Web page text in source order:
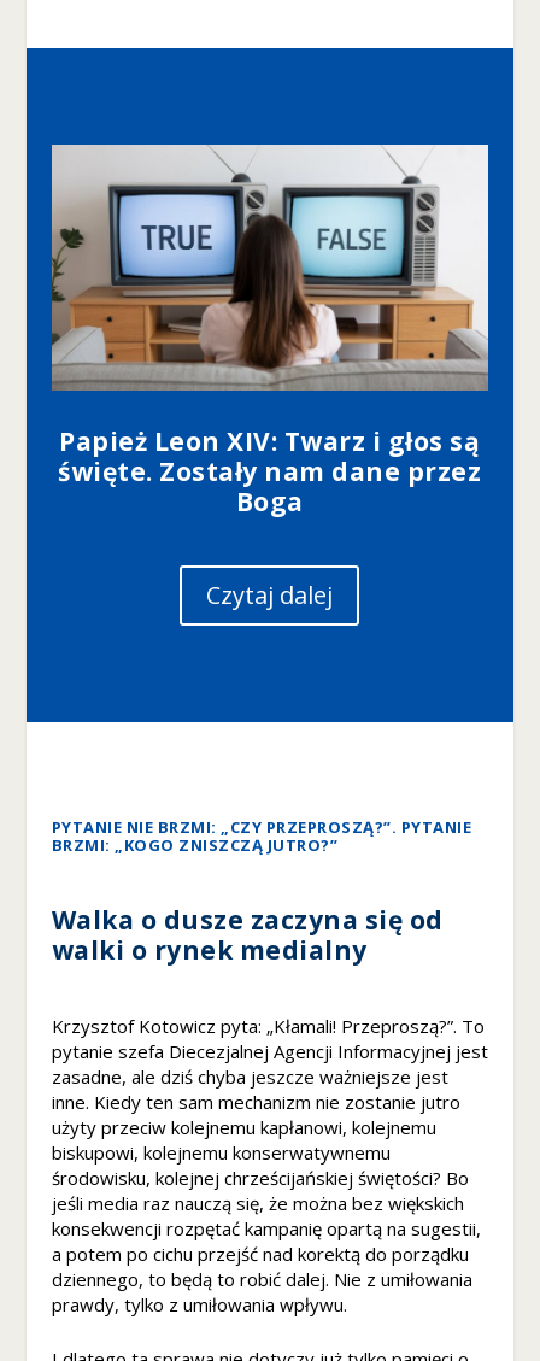
Papież Leon XIV: Twarz i głos są
święte. Zostały nam dane przez
Boga
Czytaj dalej
PYTANIE NIE BRZMI: „CZY PRZEPROSZĄ?”. PYTANIE
BRZMI: „KOGO ZNISZCZĄ JUTRO?”
Walka o dusze zaczyna się od
walki o rynek medialny
Krzysztof Kotowicz pyta: „Kłamali! Przeproszą?”. To
pytanie szefa Diecezjalnej Agencji Informacyjnej jest
zasadne, ale dziś chyba jeszcze ważniejsze jest
inne. Kiedy ten sam mechanizm nie zostanie jutro
użyty przeciw kolejnemu kapłanowi, kolejnemu
biskupowi, kolejnemu konserwatywnemu
środowisku, kolejnej chrześcijańskiej świętości? Bo
jeśli media raz nauczą się, że można bez więkskich
konsekwencji rozpętać kampanię opartą na sugestii,
a potem po cichu przejść nad korektą do porządku
dziennego, to będą to robić dalej. Nie z umiłowania
prawdy, tylko z umiłowania wpływu.